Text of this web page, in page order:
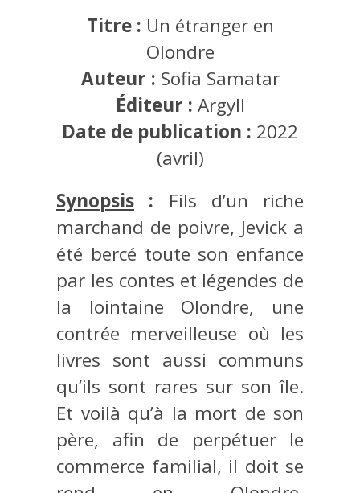
Titre : Un étranger en
Olondre
Auteur : Sofia Samatar
Éditeur : Argyll
Date de publication : 2022
(avril)
Synopsis : Fils d’un riche
marchand de poivre, Jevick a
été bercé toute son enfance
par les contes et légendes de
la lointaine Olondre, une
contrée merveilleuse où les
livres sont aussi communs
qu’ils sont rares sur son île.
Et voilà qu’à la mort de son
père, afin de perpétuer le
commerce familial, il doit se